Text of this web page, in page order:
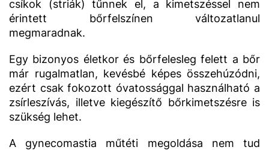
csíkok (striák) tűnnek el, a kimetszéssel nem
érintett bőrfelszínen változatlanul
megmaradnak.
Egy bizonyos életkor és bőrfelesleg felett a bőr
már rugalmatlan, kevésbé képes összehúzódni,
ezért csak fokozott óvatossággal használható a
zsírleszívás, illetve kiegészítő bőrkimetszésre is
szükség lehet.
A gynecomastia műtéti megoldása nem tud